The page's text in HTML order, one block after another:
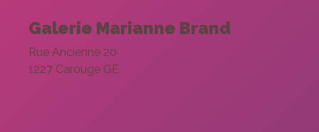
Galerie Marianne Brand
Rue Ancienne 20
1227 Carouge GE